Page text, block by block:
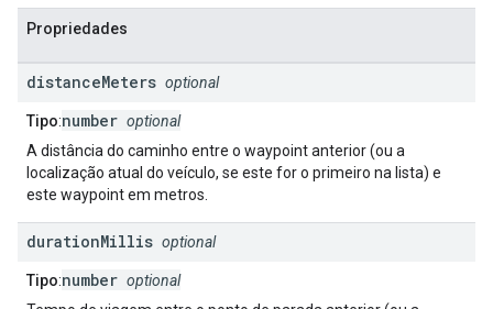
Propriedades
distanceMeters optional
Tipo:number optional
A distância do caminho entre o waypoint anterior (ou a
localização atual do veículo, se este for o primeiro na lista) e
este waypoint em metros.
durationMillis optional
Tipo:number optional